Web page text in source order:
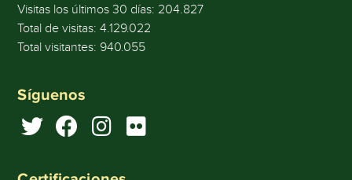
Visitas los últimos 30 días: 204.827
Total de visitas:4.129.022
Total visitantes: 940.055
Síguenos